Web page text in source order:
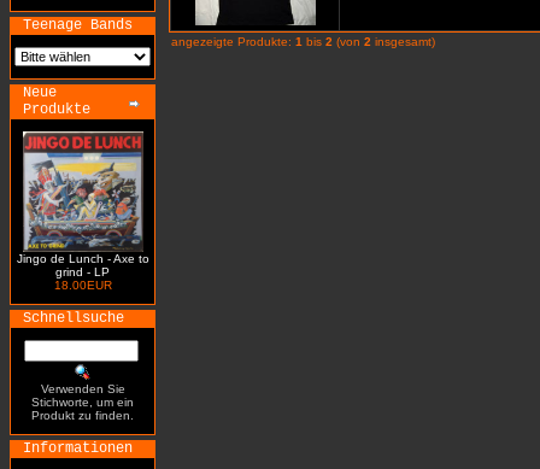
Teenage Bands
Neue
Produkte
Jingo de Lunch - Axe to
grind - LP
18.00EUR
Schnellsuche
Verwenden Sie
Stichworte, um ein
Produkt zu finden.
Informationen
angezeigte Produkte: 1 bis 2 (von 2 insgesamt)